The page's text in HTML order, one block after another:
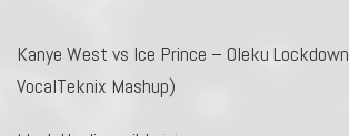
Kanye West vs Ice Prince – Oleku
VocalTeknix Mashup)